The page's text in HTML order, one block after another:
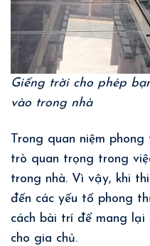
Giếng trời cho phép
vào trong nhà
Trong quan niệm
trò quan trọng trong
trong nhà. Vì vậy, khi
đến các yếu tố phong
cách bài trí để mang lại
cho gia chủ.